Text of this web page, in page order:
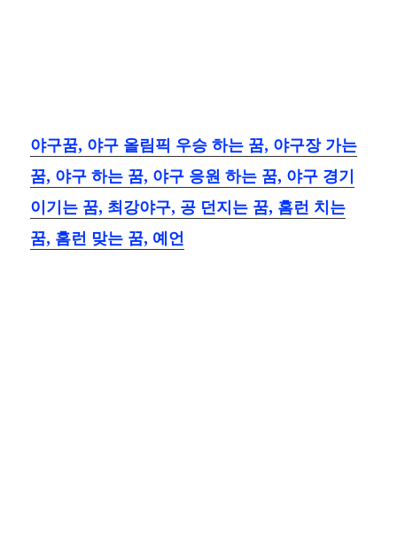
야구꿈, 야구 올림픽 우승 하는 꿈, 야구장 가는
꿈, 야구 하는 꿈, 야구 응원 하는 꿈, 야구 경기
이기는 꿈, 최강야구, 공 던지는 꿈, 홈런 치는
꿈, 홈런 맞는 꿈, 예언